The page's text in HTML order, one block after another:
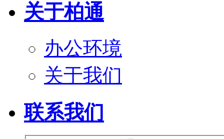
关于柏通
办公环境
关于我们
联系我们